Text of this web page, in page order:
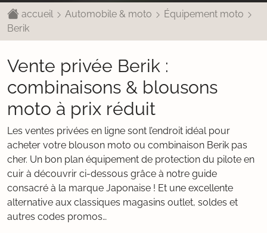
accueil Automobile & moto
Équipement moto
Berik
Vente privée Berik :
combinaisons & blousons
moto à prix réduit
Les ventes privées en ligne sont l’endroit idéal pour
acheter votre blouson moto ou combinaison Berik pas
cher. Un bon plan équipement de protection du pilote en
cuir à découvrir ci-dessous grâce à notre guide
consacré à la marque Japonaise ! Et une excellente
alternative aux classiques magasins outlet, soldes et
autres codes promos…